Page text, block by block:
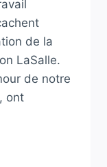
de la
LaSalle.
de notre
ont